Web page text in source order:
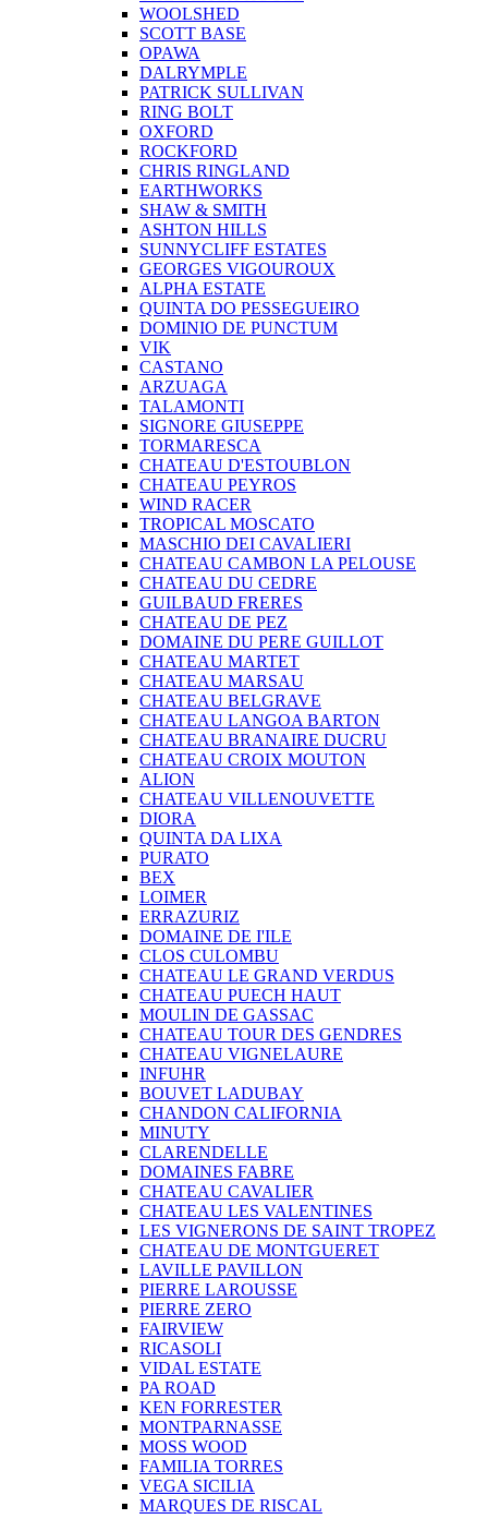
WOOLSHED
SCOTT BASE
OPAWA
DALRYMPLE
PATRICK SULLIVAN
RING BOLT
OXFORD
ROCKFORD
CHRIS RINGLAND
EARTHWORKS
SHAW & SMITH
ASHTON HILLS
SUNNYCLIFF ESTATES
GEORGES VIGOUROUX
ALPHA ESTATE
QUINTA DO PESSEGUEIRO
DOMINIO DE PUNCTUM
VIK
CASTANO
ARZUAGA
TALAMONTI
SIGNORE GIUSEPPE
TORMARESCA
CHATEAU D'ESTOUBLON
CHATEAU PEYROS
WIND RACER
TROPICAL MOSCATO
MASCHIO DEI CAVALIERI
CHATEAU CAMBON LA PELOUSE
CHATEAU DU CEDRE
GUILBAUD FRERES
CHATEAU DE PEZ
DOMAINE DU PERE GUILLOT
CHATEAU MARTET
CHATEAU MARSAU
CHATEAU BELGRAVE
CHATEAU LANGOA BARTON
CHATEAU BRANAIRE DUCRU
CHATEAU CROIX MOUTON
ALION
CHATEAU VILLENOUVETTE
DIORA
QUINTA DA LIXA
PURATO
BEX
LOIMER
ERRAZURIZ
DOMAINE DE I'ILE
CLOS CULOMBU
CHATEAU LE GRAND VERDUS
CHATEAU PUECH HAUT
MOULIN DE GASSAC
CHATEAU TOUR DES GENDRES
CHATEAU VIGNELAURE
INFUHR
BOUVET LADUBAY
CHANDON CALIFORNIA
MINUTY
CLARENDELLE
DOMAINES FABRE
CHATEAU CAVALIER
CHATEAU LES VALENTINES
LES VIGNERONS DE SAINT TROPEZ
CHATEAU DE MONTGUERET
LAVILLE PAVILLON
PIERRE LAROUSSE
PIERRE ZERO
FAIRVIEW
RICASOLI
VIDAL ESTATE
PA ROAD
KEN FORRESTER
MONTPARNASSE
MOSS WOOD
FAMILIA TORRES
VEGA SICILIA
MARQUES DE RISCAL